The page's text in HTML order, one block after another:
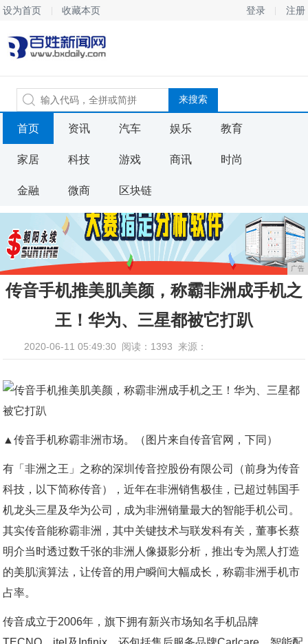
设为首页 收藏本页 登录 注册
首页 资讯 汽车 娱乐 教育
家居 科技 游戏 商讯 时尚
金融 微商 区块链
广告
传音手机推美肌美颜，称霸非洲成手机之
王！华为、三星都被它打趴
2020-06-11 05:49:30 阅读：1393 来源：
▲传音手机称霸非洲市场。（图片来自传音官网，下同）
有「非洲之王」之称的深圳传音控股份有限公司（前身为传音
科技，以下简称传音），近年在非洲销售极佳，已超过韩国手
机龙头三星及华为公司，成为非洲销量最大的智能手机公司。
其实传音能称霸非洲，其中关键技术与联发科有关，董事长蔡
明介当时透过数千张的非洲人像摄影分析，推出专为黑人打造
的美肌演算法，让传音的用户瞬间大幅成长，称霸非洲手机市
占率。
传音成立于2006年，旗下拥有新兴市场知名手机品牌